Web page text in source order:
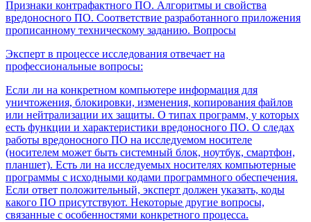
Признаки контрафактного ПО. Алгоритмы и свойства
вредоносного ПО. Соответствие разработанного приложения
прописанному техническому заданию. Вопросы
Эксперт в процессе исследования отвечает на
профессиональные вопросы:
Если ли на конкретном компьютере информация для
уничтожения, блокировки, изменения, копирования файлов
или нейтрализации их защиты. О типах программ, у которых
есть функции и характеристики вредоносного ПО. О следах
работы вредоносного ПО на исследуемом носителе
(носителем может быть системный блок, ноутбук, смартфон,
планшет). Есть ли на исследуемых носителях компьютерные
программы с исходными кодами программного обеспечения.
Если ответ положительный, эксперт должен указать, коды
какого ПО присутствуют. Некоторые другие вопросы,
связанные с особенностями конкретного процесса.